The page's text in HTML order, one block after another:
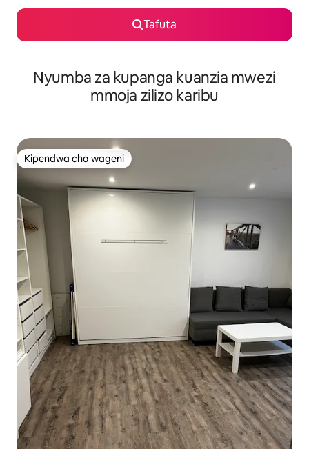
Tafuta
Nyumba za kupanga kuanzia mwezi
mmoja zilizo karibu
Kipendwa cha wageni
Kipendwa cha wageni